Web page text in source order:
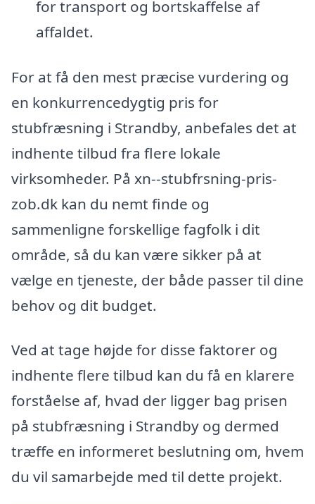
for transport og bortskaffelse af
affaldet.
For at få den mest præcise vurdering og
en konkurrencedygtig pris for
stubfræsning i Strandby, anbefales det at
indhente tilbud fra flere lokale
virksomheder. På xn--stubfrsning-pris-
zob.dk kan du nemt finde og
sammenligne forskellige fagfolk i dit
område, så du kan være sikker på at
vælge en tjeneste, der både passer til dine
behov og dit budget.
Ved at tage højde for disse faktorer og
indhente flere tilbud kan du få en klarere
forståelse af, hvad der ligger bag prisen
på stubfræsning i Strandby og dermed
træffe en informeret beslutning om, hvem
du vil samarbejde med til dette projekt.